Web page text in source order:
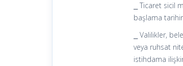
⎯ Ticaret sicil
başlama
⎯ Valilikler,
veya ruhsat
istihdama